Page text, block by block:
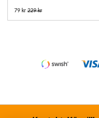
79 kr 229 kr